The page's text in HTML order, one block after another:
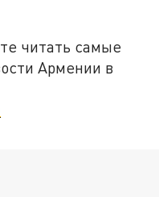
читать самые
Армении в